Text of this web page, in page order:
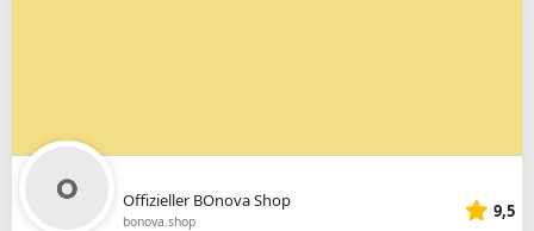
Offizieller BOnova Shop
bonova.shop 9,5